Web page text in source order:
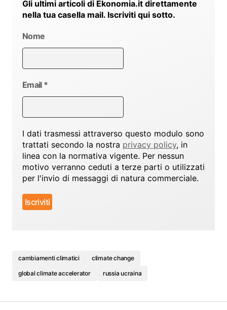
Gli ultimi articoli di Ekonomia.it direttamente
nella tua casella mail. Iscriviti qui sotto.
Nome
Email *
I dati trasmessi attraverso questo modulo sono
trattati secondo la nostra privacy policy, in
linea con la normativa vigente. Per nessun
motivo verranno ceduti a terze parti o utilizzati
per l'invio di messaggi di natura commerciale.
cambiamenti climatici
climate change
global climate accelerator
russia ucraina